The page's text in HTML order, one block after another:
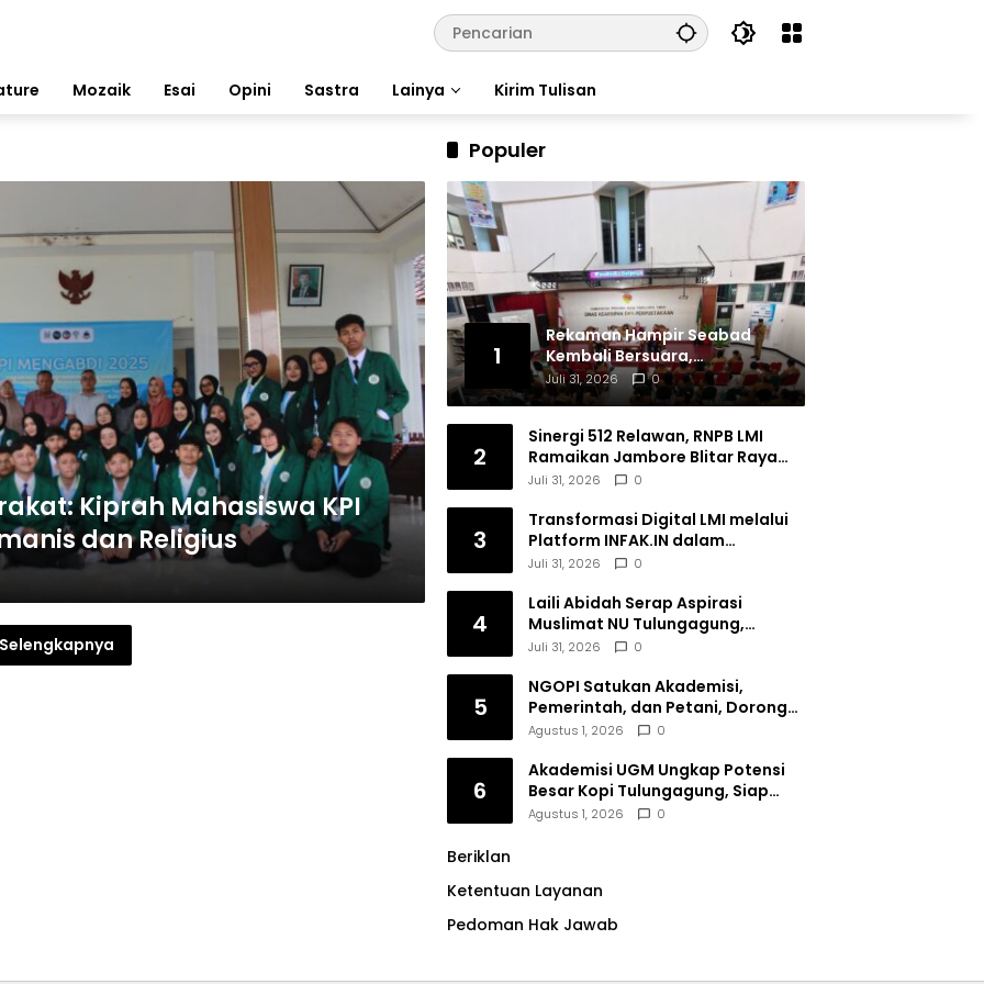
Mozaik Esai Opini Sastra Lainya Kirim Tulisan
Kiprah Mahasiswa KPI
dan Religius
Selengkapnya
Populer
1
Rekaman Hampir Seabad
Kembali Bersuara,
Masyarakat Flores Hidupkan
Lagi Ingatan Leluhur
Juli 31, 2026 0
2
Sinergi 512 Relawan, RNPB LMI
Ramaikan Jambore Blitar Raya
2026
Juli 31, 2026 0
3
Transformasi Digital LMI melalui
Platform INFAK.IN dalam
Meningkatkan Penghimpunan
Juli 31, 2026 0
4
Laili Abidah Serap Aspirasi
Muslimat NU Tulungagung,
Dorong Penguatan Peran
Juli 31, 2026 0
5
NGOPI Satukan Akademisi,
Pemerintah, dan Petani, Dorong
Konservasi Hutan serta Daya
Agustus 1, 2026 0
6
Akademisi UGM Ungkap Potensi
Besar Kopi Tulungagung, Siap
Bersaing di Pasar Nasional hingga
Agustus 1, 2026 0
Beriklan
Ketentuan Layanan
Pedoman Hak Jawab